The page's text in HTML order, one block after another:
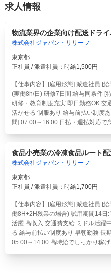
求人情報
物流業界の企業向け配送ドライ
株式会社ジャパン・リリーフ
東京都
正社員 / 派遣社員：時給1,500円
【仕事内容】[雇用形態] 派遣社員 [
(実働8h/日) 研修7日間:給与同条件 [
研修・教育制度充実 即日勤務OK 交
活かせる 制服あり 給与前払い制度
間] 07:00～16:00 日払・週払対応で
食品小売業の冷凍食品ルート
株式会社ジャパン・リリーフ
東京都
正社員 / 派遣社員：時給1,700円
【仕事内容】[雇用形態] 派遣社員 [
働8H+2H残業の場合) 試用期間14日
活躍 高収入 交通費支給 ミドル活躍
る 給与前払い制度あり 早朝勤務 長
05:00～14:00 高時給でしっかり稼